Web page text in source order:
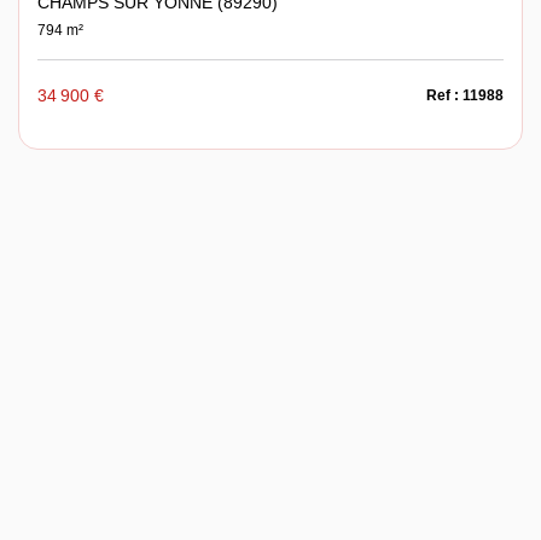
794 m²
34 900 € Ref : 11988